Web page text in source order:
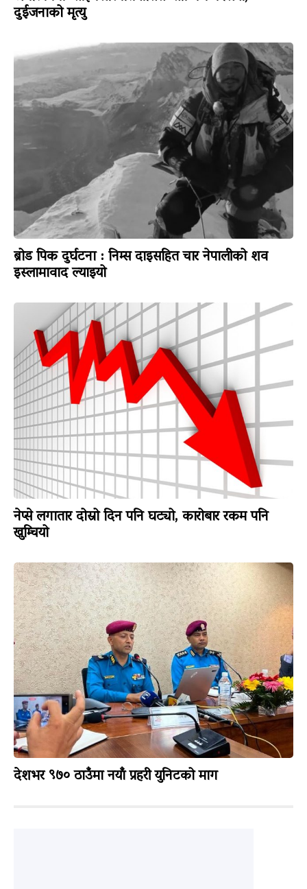
दुईजनाको मृत्यु
ब्रोड पिक दुर्घटना : निम्स दाइसहित चार नेपालीको शव
इस्लामावाद ल्याइयो
नेप्से लगातार दोस्रो दिन पनि घट्यो, कारोबार रकम पनि
खुम्चियो
देशभर ९७० ठाउँमा नयाँ प्रहरी युनिटको माग